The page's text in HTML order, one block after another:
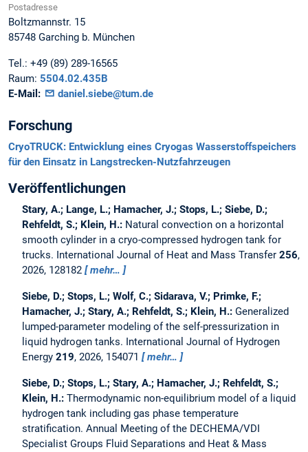
Postadresse
Boltzmannstr. 15
85748 Garching b. München
Tel.: +49 (89) 289-16565
Raum: 5504.02.435B
E-Mail:
daniel.siebe@tum.de
Forschung
CryoTRUCK: Entwicklung eines Cryogas Wasserstoffspeichers
für den Einsatz in Langstrecken-Nutzfahrzeugen
Veröffentlichungen
Stary, A.; Lange, L.; Hamacher, J.; Stops, L.; Siebe, D.;
Rehfeldt, S.; Klein, H.: Natural convection on a horizontal
smooth cylinder in a cryo-compressed hydrogen tank for
trucks. International Journal of Heat and Mass Transfer 256,
2026, 128182
mehr…
Siebe, D.; Stops, L.; Wolf, C.; Sidarava, V.; Primke, F.;
Hamacher, J.; Stary, A.; Rehfeldt, S.; Klein, H.: Generalized
lumped-parameter modeling of the self-pressurization in
liquid hydrogen tanks. International Journal of Hydrogen
Energy 219, 2026, 154071 mehr…
Siebe, D.; Stops, L.; Stary, A.; Hamacher, J.; Rehfeldt, S.;
Klein, H.: Thermodynamic non-equilibrium model of a liquid
hydrogen tank including gas phase temperature
stratification. Annual Meeting of the DECHEMA/VDI
Specialist Groups Fluid Separations and Heat & Mass